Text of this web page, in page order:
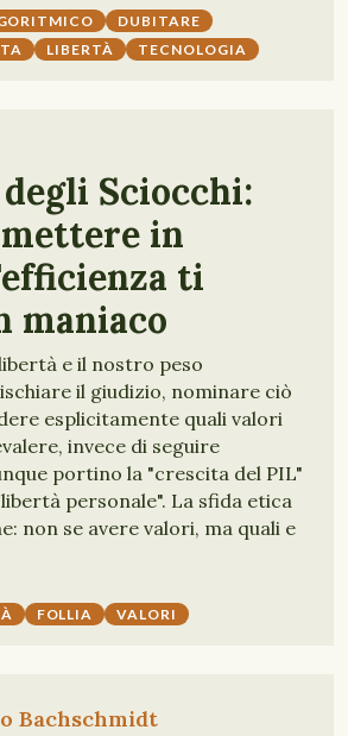
DUBITARE
LIBERTÀ TECNOLOGIA
Sciocchi:
in
ti
maniaco
e il nostro peso
il giudizio, nominare ciò
esplicitamente quali valori
invece di seguire
portino la "crescita del PIL"
personale". La sfida etica
non se avere valori, ma quali e
FOLLIA VALORI
Bachschmidt